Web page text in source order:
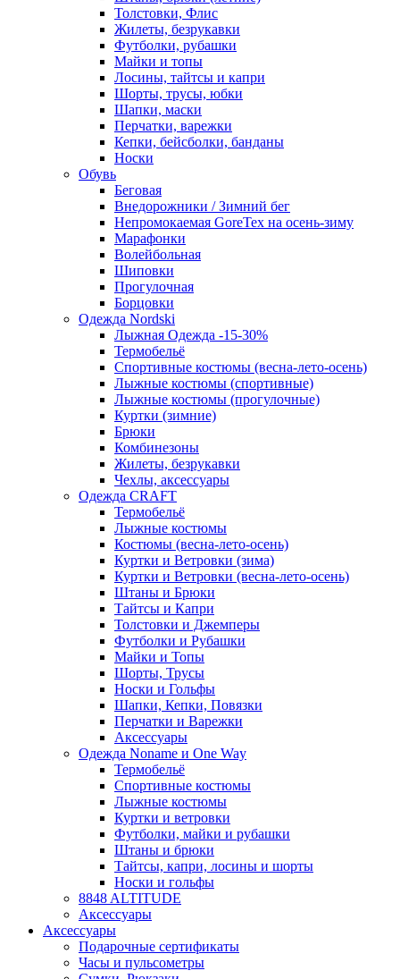
Толстовки, Флис
Жилеты, безрукавки
Футболки, рубашки
Майки и топы
Лосины, тайтсы и капри
Шорты, трусы, юбки
Шапки, маски
Перчатки, варежки
Кепки, бейсболки, банданы
Носки
Обувь
Беговая
Внедорожники / Зимний бег
Непромокаемая GoreTex на осень-зиму
Марафонки
Волейбольная
Шиповки
Прогулочная
Борцовки
Одежда Nordski
Лыжная Одежда -15-30%
Термобельё
Спортивные костюмы (весна-лето-осень)
Лыжные костюмы (спортивные)
Лыжные костюмы (прогулочные)
Куртки (зимние)
Брюки
Комбинезоны
Жилеты, безрукавки
Чехлы, аксессуары
Одежда CRAFT
Термобельё
Лыжные костюмы
Костюмы (весна-лето-осень)
Куртки и Ветровки (зима)
Куртки и Ветровки (весна-лето-осень)
Штаны и Брюки
Тайтсы и Капри
Толстовки и Джемперы
Футболки и Рубашки
Майки и Топы
Шорты, Трусы
Носки и Гольфы
Шапки, Кепки, Повязки
Перчатки и Варежки
Аксессуары
Одежда Noname и One Way
Термобельё
Спортивные костюмы
Лыжные костюмы
Куртки и ветровки
Футболки, майки и рубашки
Штаны и брюки
Тайтсы, капри, лосины и шорты
Носки и гольфы
8848 ALTITUDE
Аксессуары
Аксессуары
Подарочные сертификаты
Часы и пульсометры